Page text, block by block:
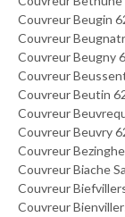
Couvreur Beugin
Couvreur
Couvreur Beugny
Couvreur
Couvreur Beutin
Couvreur
Couvreur Beuvry
Couvreur
Couvreur Biache
Couvreur
Couvreur